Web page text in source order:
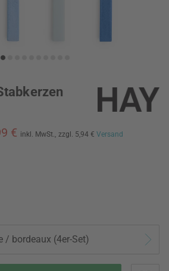
€ inkl. MwSt., zzgl. 5,94 € Versand
/ bordeaux (4er-Set)